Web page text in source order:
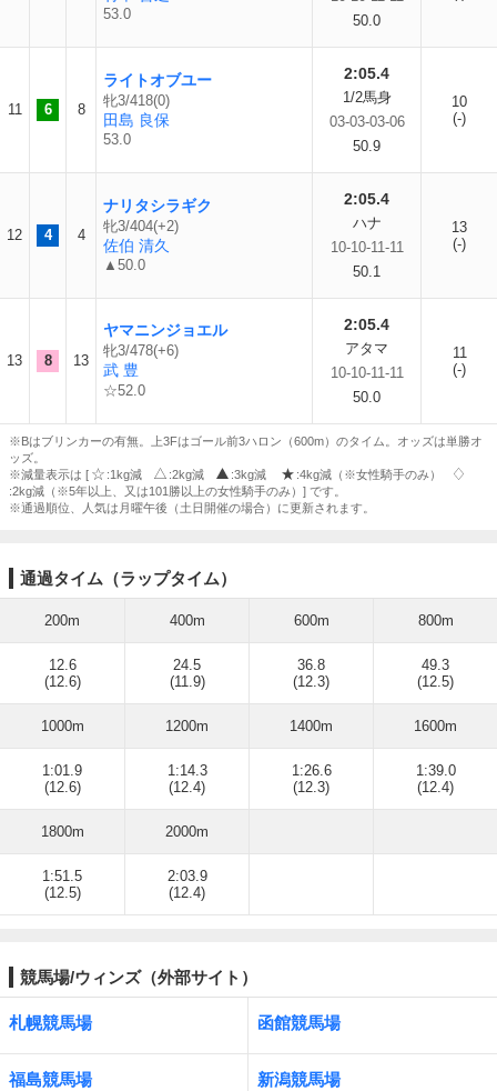
53.0
50.0
11 6 8
ライトオブユー
牝3/418(0)
田島 良保
53.0
2:05.4
1/2馬身
03-03-03-06
50.9
10
(-)
12 4 4
ナリタシラギク
牝3/404(+2)
佐伯 清久
▲50.0
2:05.4
ハナ
10-10-11-11
50.1
13
(-)
13 8 13
ヤマニンジョエル
牝3/478(+6)
武 豊
☆52.0
2:05.4
アタマ
10-10-11-11
50.0
11
(-)
※Bはブリンカーの有無。上3Fはゴール前3ハロン（600m）のタイム。オッズは単勝オ
ッズ。
※減量表示は [
:1kg減 :2kg減 :3kg減
:4kg減（※女性騎手のみ）
:2kg減（※5年以上、又は101勝以上の女性騎手のみ）] です。
※通過順位、人気は月曜午後（土日開催の場合）に更新されます。
通過タイム（ラップタイム）
200m 400m 600m 800m
12.6
(12.6)
24.5
(11.9)
36.8
(12.3)
49.3
(12.5)
1000m 1200m 1400m 1600m
1:01.9
(12.6)
1:14.3
(12.4)
1:26.6
(12.3)
1:39.0
(12.4)
1800m 2000m
1:51.5
(12.5)
2:03.9
(12.4)
競馬場/ウィンズ（外部サイト）
札幌競馬場 函館競馬場
福島競馬場 新潟競馬場